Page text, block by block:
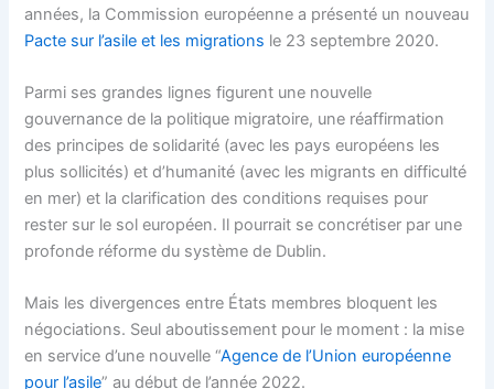
années, la Commission européenne a présenté un nouveau
Pacte sur l’asile et les migrations le 23 septembre 2020.
Parmi ses grandes lignes figurent une nouvelle
gouvernance de la politique migratoire, une réaffirmation
des principes de solidarité (avec les pays européens les
plus sollicités) et d’humanité (avec les migrants en difficulté
en mer) et la clarification des conditions requises pour
rester sur le sol européen. Il pourrait se concrétiser par une
profonde réforme du système de Dublin.
Mais les divergences entre États membres bloquent les
négociations. Seul aboutissement pour le moment : la mise
en service d’une nouvelle “Agence de l’Union européenne
pour l’asile” au début de l’année 2022.